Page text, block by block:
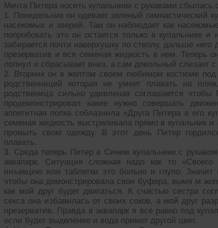
Мечта Питера носить купальники с рукавами сбылась
1. Понедельник он одевает зеленый гимнастический
насекомых и зверей. Там он наблюдает как
попробовать это он остается только в купальнике
забирается почти наверхушку по стволу, дальше
презерватив и вся семеная жидкость в нем. Теперь
лопнул и сбрасывает вниз, а сам довольный слизает с
2. Вторник он в желтом своем любимом костюме
родственницей которая не умеет плавать на
родственица сильно удивленая соглашается
продемонстрировал какие нужно совершать
аппетитная попка соблазнила «Друга Питера в его
семеная жидкость выстреливала прямо в купальник
промыть свою одежду. В этот день Питер
плавать.
3. Среда теперь Питер в Синем купальнике с
аквапарк. Ситуация сложная надо как то «Своего
инъекцию или таблетки это больно и глупо.
чтобы она демонстрировала свои буфера, вымя м
как мой друг будет двигаться. К счастью сестра
секса она избавилась от своих соков, а мой друг
презерватив. Правда в аквапарк я все равно под
если будет выделение и вода примет другой цвет.